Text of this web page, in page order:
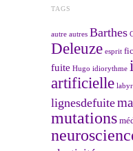
TAGS
autre autres Barthes
Deleuze esprit
fuite Hugo idiorythme
artificielle
lignesdefuite
mutations